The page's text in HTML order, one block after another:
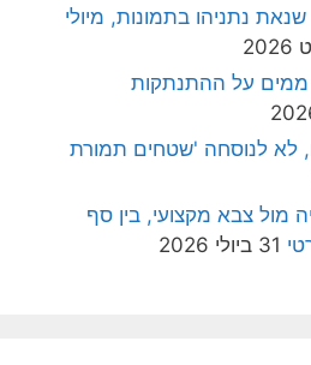
נתניהו בתמונות, מיולי
ממים על ההתנתקות
לא לנוסחה 'שטחים תמורת
מול צבא מקצועי, בין סף
31 ביולי 2026